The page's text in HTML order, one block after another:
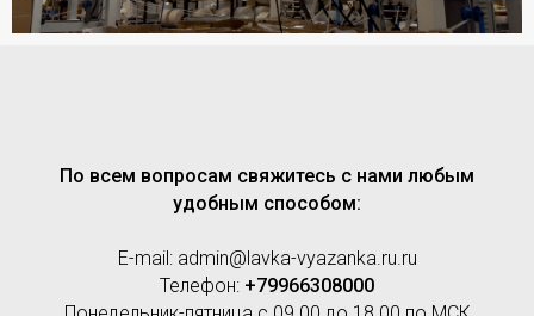
По всем вопросам свяжитесь с нами любым
удобным способом:
E-mail: admin@lavka-vyazanka.ru.ru
Телефон: +79966308000